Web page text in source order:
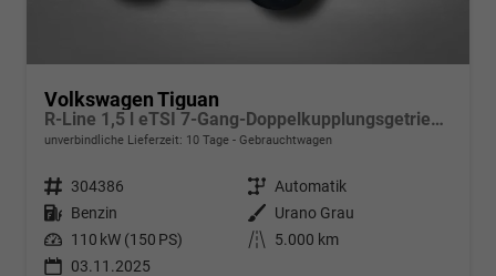
Volkswagen Tiguan
R-Line 1,5 l eTSI 7-Gang-Doppelkupplungsgetriebe DSG
unverbindliche Lieferzeit: 10 Tage Gebrauchtwagen
Fahrzeugnr. 304386 Getriebe Automatik
Kraftstoff Benzin Außenfarbe
Urano Grau
Leistung 110 kW (150 PS) Kilometerstand
5.000 km
03.11.2025